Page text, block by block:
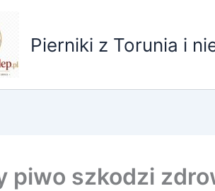
Pierniki z Torunia i
piwo szkodzi